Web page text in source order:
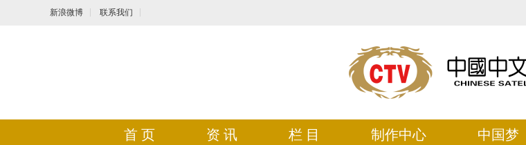
新浪微博 联系我们
首 页 资 讯 栏 目 制作中心 中国梦